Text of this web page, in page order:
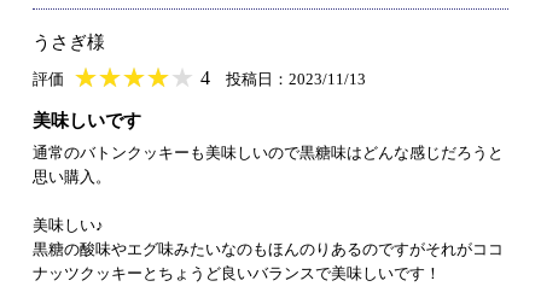
うさぎ様
評価 ★★★★★
★★★★★ 4 投稿日：2023/11/13
美味しいです
通常のバトンクッキーも美味しいので黒糖味はどんな感じだろうと
思い購入。
美味しい♪
黒糖の酸味やエグ味みたいなのもほんのりあるのですがそれがココ
ナッツクッキーとちょうど良いバランスで美味しいです！